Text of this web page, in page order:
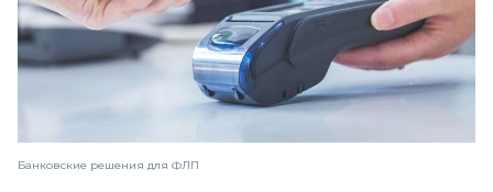
Банковские решения для ФЛП